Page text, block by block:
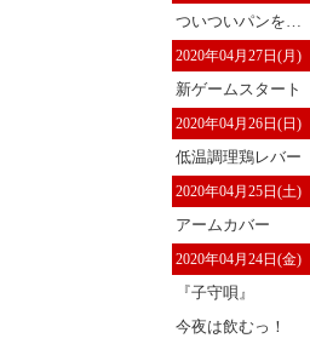
ついついパンを…
2020年04月27日(月)
新ゲームスタート
2020年04月26日(日)
低温調理鶏レバー
2020年04月25日(土)
アームカバー
2020年04月24日(金)
『子守唄』
今夜は飲むっ！